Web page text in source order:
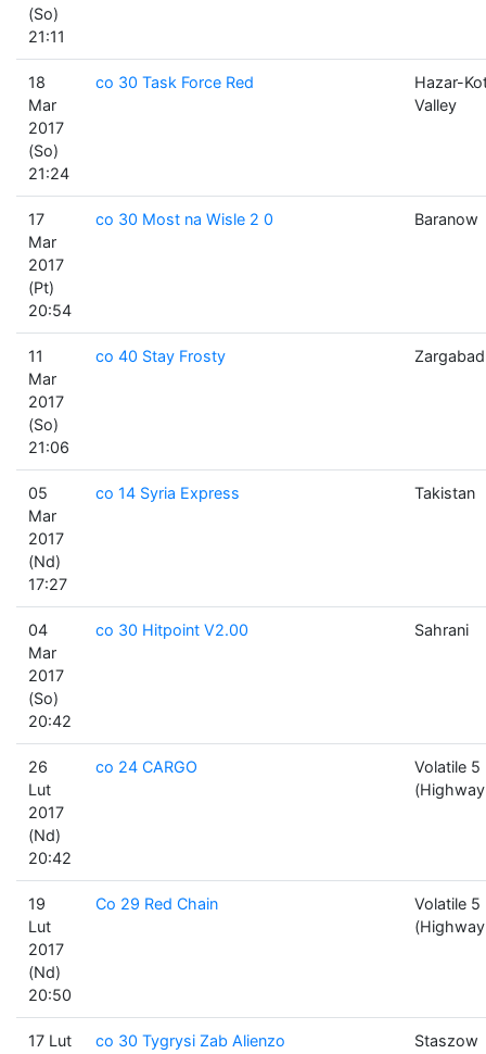
(So)
21:11
18
Mar
2017
(So)
21:24
co 30 Task Force Red
Hazar-
Valley
17
Mar
2017
(Pt)
20:54
co 30 Most na Wisle 2 0 Baranow
11
Mar
2017
(So)
21:06
co 40 Stay Frosty Zargabad
05
Mar
2017
(Nd)
17:27
co 14 Syria Express Takistan
04
Mar
2017
(So)
20:42
co 30 Hitpoint V2.00 Sahrani
26
Lut
2017
(Nd)
20:42
co 24 CARGO
Volatile 5
19
Lut
2017
(Nd)
20:50
Co 29 Red Chain
Volatile 5
17 Lut co 30 Tygrysi Zab Alienzo Staszow